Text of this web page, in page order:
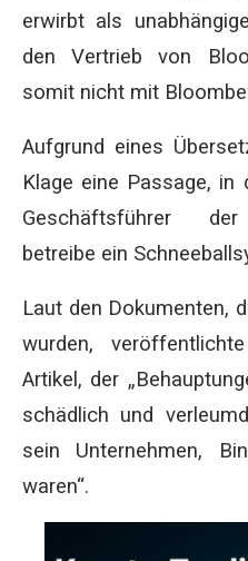
erwirbt als
den Vertrieb von
somit nicht mit
Aufgrund eines
Klage eine Passage, in
Geschäftsführer
betreibe ein
Laut den Dokumenten,
wurden,
Artikel, der
schädlich und
sein Unternehmen,
waren“.